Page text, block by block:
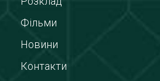
Фільми
Новини
Контакти